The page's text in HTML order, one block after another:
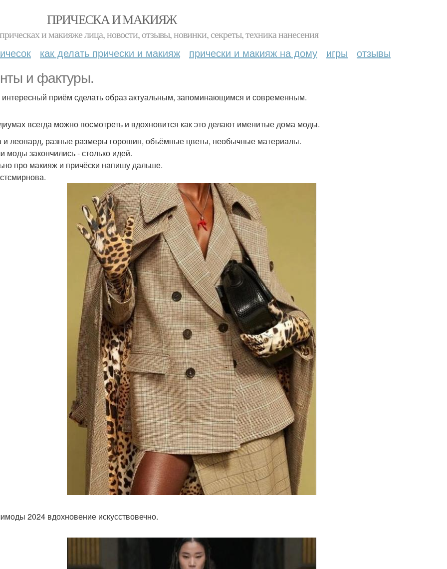
ПРИЧЕСКА И МАКИЯЖ
и макияже лица, новости, отзывы, новинки, секреты, техника нанесения
как делать прически и макияж прически и макияж на дому игры отзывы
и фактуры.
приём сделать образ актуальным, запоминающимся и современным.
всегда можно посмотреть и вдохновится как это делают именитые дома моды.
и леопард, разные размеры горошин, объёмные цветы, необычные материалы.
моды закончились - столько идей.
про макияж и причёски напишу дальше.
2024 вдохновение искусствовечно.